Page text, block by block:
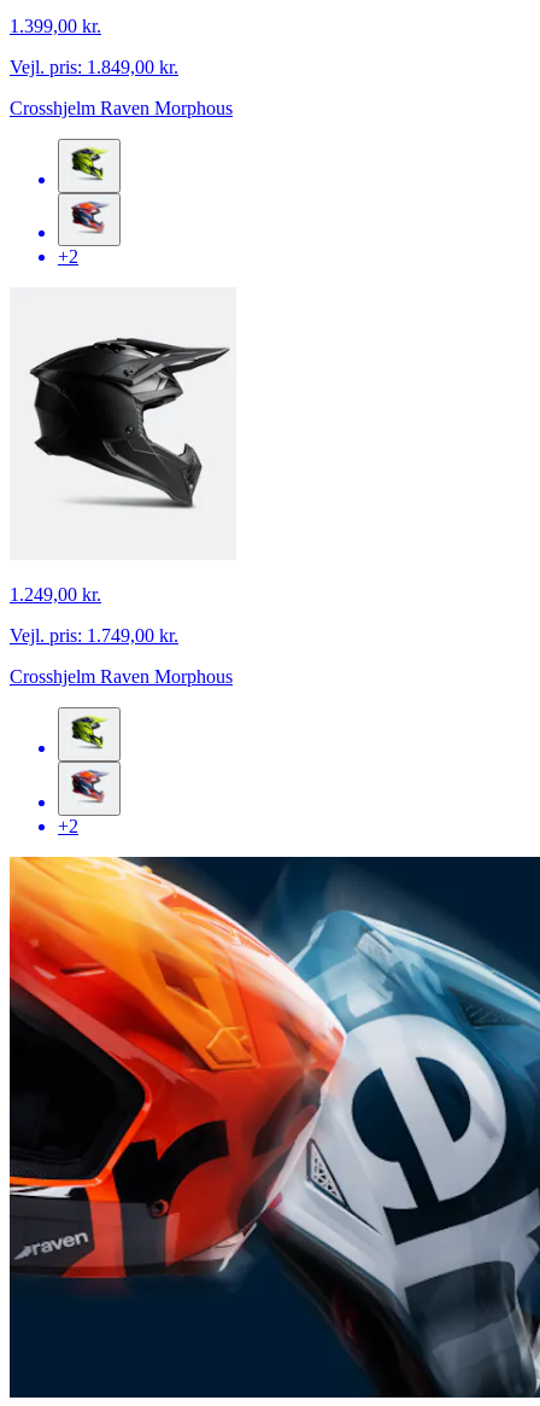
1.399,00 kr.
Vejl. pris: 1.849,00 kr.
Crosshjelm Raven Morphous
+2
1.249,00 kr.
Vejl. pris: 1.749,00 kr.
Crosshjelm Raven Morphous
+2